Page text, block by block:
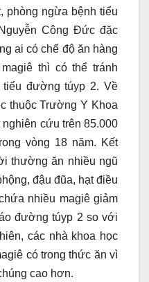
phòng ngừa bệnh tiểu
Công Đức đặc
ai có chế độ ăn hàng
thì có thể tránh
đường túyp 2. Về
thuộc Trường Y Khoa
nghiên cứu trên 85.000
vòng 18 năm. Kết
thường ăn nhiều ngũ
đậu đũa, hạt điều
nhiều magiê giảm
đường túyp 2 so với
các nhà khoa học
có trong thức ăn vì
cao hơn.